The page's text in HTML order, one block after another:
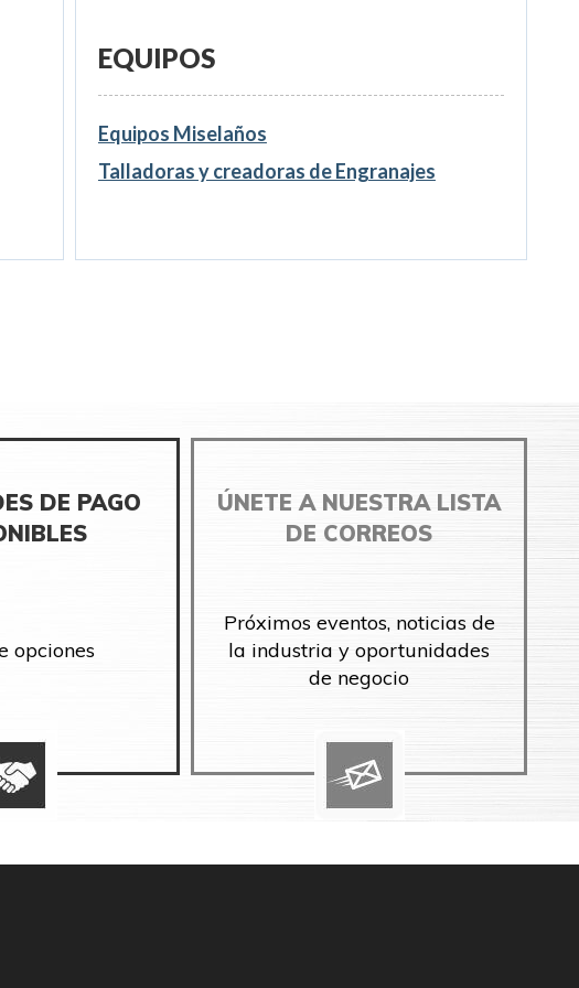
EQUIPOS
Equipos Miselaños
Talladoras y creadoras de Engranajes
DE PAGO
opciones
ÚNETE A NUESTRA LISTA
DE CORREOS
Próximos eventos, noticias de
la industria y oportunidades
de negocio